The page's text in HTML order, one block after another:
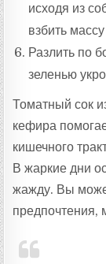
исходя из
взбить
Разлить по
зеленью
Томатный сок
кефира
кишечного
В жаркие дни
жажду. Вы
предпочтения,